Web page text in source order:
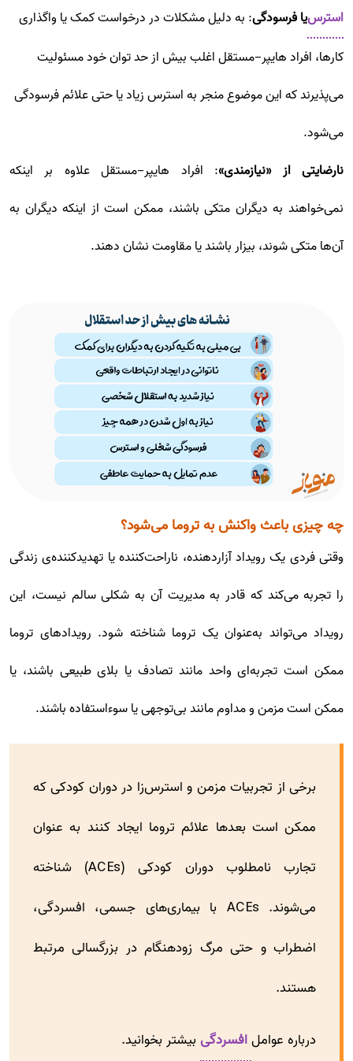
استرسیا فرسودگی: به دلیل مشکلات در درخواست کمک یا واگذاری
کارها، افراد هایپر-مستقل اغلب بیش از حد توان خود مسئولیت
می‌پذیرند که این موضوع منجر به استرس زیاد یا حتی علائم فرسودگی
می‌شود.
نارضایتی از «نیازمندی»: افراد هایپر-مستقل علاوه بر اینکه
نمی‌خواهند به دیگران متکی باشند، ممکن است از اینکه دیگران به
آن‌ها متکی شوند، بیزار باشند یا مقاومت نشان دهند.
چه چیزی باعث واکنش به تروما می‌شود؟
وقتی فردی یک رویداد آزاردهنده، ناراحت‌کننده یا تهدیدکننده‌ی زندگی
را تجربه می‌کند که قادر به مدیریت آن به شکلی سالم نیست، این
رویداد می‌تواند به‌عنوان یک تروما شناخته شود. رویدادهای تروما
ممکن است تجربه‌ای واحد مانند تصادف یا بلای طبیعی باشند، یا
ممکن است مزمن و مداوم مانند بی‌توجهی یا سوءاستفاده باشند.
برخی از تجربیات مزمن و استرس‌زا در دوران کودکی که
ممکن است بعدها علائم تروما ایجاد کنند به عنوان
تجارب نامطلوب دوران کودکی (ACEs) شناخته
می‌شوند. ACEs با بیماری‌های جسمی، افسردگی،
اضطراب و حتی مرگ زودهنگام در بزرگسالی مرتبط
هستند.
درباره عواملافسردگی بیشتر بخوانید.